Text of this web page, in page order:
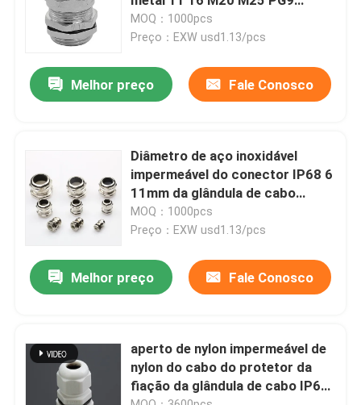
Contatos
Produtos
Cinta plástica do fecho de correr
Acessórios da cinta plástica
Placa do marcador do cabo
Glândula de cabo elétrico
PG13.5
MOQ：1000pcs
Preço：EXW usd1.13/pcs
Melhor preço Fale Conosco
Diâmetro de aço inoxidável
impermeável do conector IP68 6
11mm da glândula de cabo
PG13.5
MOQ：1000pcs
Preço：EXW usd1.13/pcs
Melhor preço Fale Conosco
aperto de nylon impermeável de
nylon do cabo do protetor da
fiação da glândula de cabo IP68